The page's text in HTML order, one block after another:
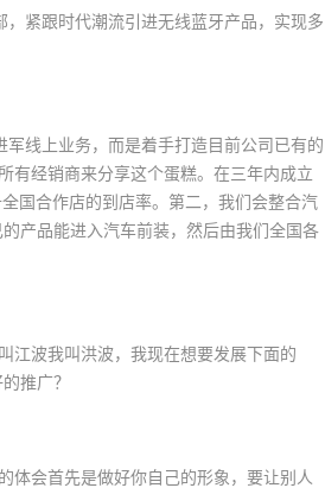
紧跟时代潮流引进无线蓝牙产品，实现多
线上业务，而是着手打造目前公司已有的
有经销商来分享这个蛋糕。在三年内成立
国合作店的到店率。第二，我们会整合汽
产品能进入汽车前装，然后由我们全国各
波我叫洪波，我现在想要发展下面的
推广？
会首先是做好你自己的形象，要让别人